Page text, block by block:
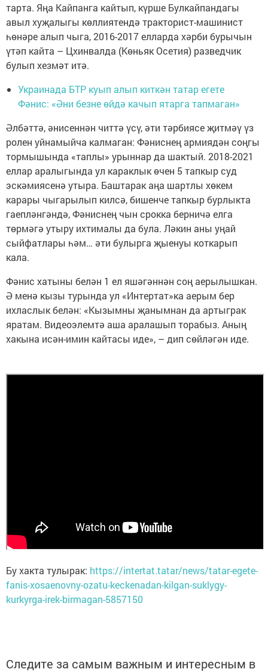
тарта. Яңа Кайпанга кайтып, күрше Булкайпандагы
авыл хуҗалыгы көллиятендә тракторист-машинист
һөнәре алып чыга, 2016-2017 елларда хәрби бурычын
үтәп кайта – Цхинвалда (Көньяк Осетия) разведчик
булып хезмәт итә.
Украинада БТР куып алып киткән татар егете
Фәнис: «Әни безне өйдә качып ятарга тапмаган»
Әлбәттә, әнисеннән читтә үсү, әти тәрбиясе җитмәү үз
ролен уйнамыйча калмаган: Фәниснең армиядән соңгы
тормышында «таплы» урыннар да шактый. 2018-2021
еллар аралыгында ул караклык өчен 5 тапкыр суд
эскәмиясенә утыра. Баштарак аңа шартлы хөкем
карары чыгарылып килсә, бишенче тапкыр бурлыкта
гаепләнгәндә, Фәниснең чын срокка берничә елга
төрмәгә утыру ихтималы да була. Ләкин аны уңай
сыйфатлары һәм… әти булырга җыенуы коткарып
кала.
Фәнис хатыны белән 1 ел яшәгәннән соң аерылышкан.
Ә менә кызы турында ул «Интертат»ка аерым бер
ихласлык белән: «Кызымны җанымнан да артыграк
яратам. Видеоэлемтә аша аралашып торабыз. Аның
хакына исән-имин кайтасы иде», – дип сөйләгән иде.
Бу хакта тулырак: https://intertat.tatar/news/tatar-egete-
fanis-xosaenovny-ozatu-keckenadan-kilgan-suklygy-
kurkyrga-irek-birmagan-5857150
Следите за самым важным и интересным в